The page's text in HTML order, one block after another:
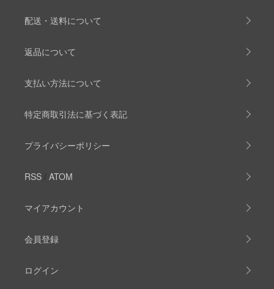
配送・送料について
返品について
支払い方法について
特定商取引法に基づく表記
プライバシーポリシー
RSS / ATOM
マイアカウント
会員登録
ログイン